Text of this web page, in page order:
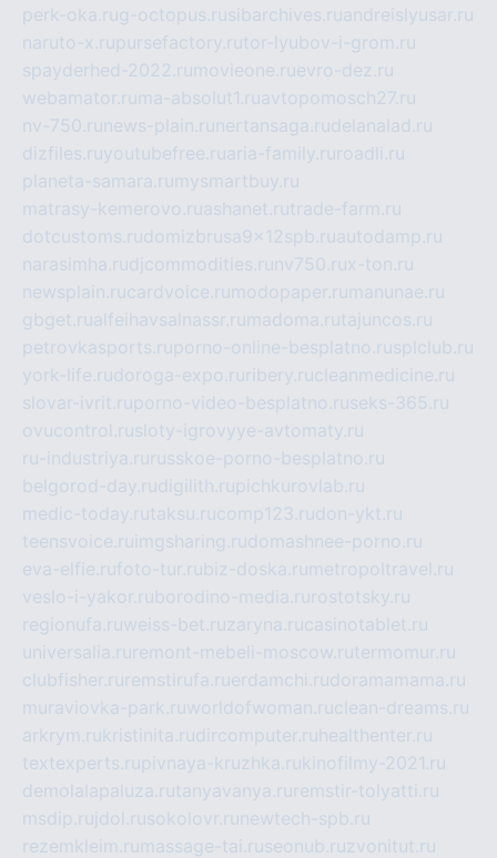
perk-oka.rug-octopus.rusibarchives.ruandreislyusar.ru
naruto-x.rupursefactory.rutor-lyubov-i-grom.ru
spayderhed-2022.ru movieone.ruevro-dez.ru
webamator.ru ma-absolut1.ruavtopomosch27.ru
nv-750.ru news-plain.ru nertansaga.rudelanalad.ru
dizfiles.ruyoutubefree.ruaria-family.ru roadli.ru
planeta-samara.ru mysmartbuy.ru
matrasy-kemerovo.ruashanet.rutrade-farm.ru
dotcustoms.rudomizbrusa9x12spb.ruautodamp.ru
narasimha.rudjcommodities.ru nv750.rux-ton.ru
newsplain.rucardvoice.ru modopaper.ru manunae.ru
gbget.rualfeihavsalnassr.ru madoma.rutajuncos.ru
petrovkasports.ruporno-online-besplatno.rusplclub.ru
york-life.rudoroga-expo.ru ribery.rucleanmedicine.ru
slovar-ivrit.ruporno-video-besplatno.ruseks-365.ru
ovucontrol.rusloty-igrovyye-avtomaty.ru
ru-industriya.ru russkoe-porno-besplatno.ru
belgorod-day.rudigilith.rupichkurovlab.ru
medic-today.rutaksu.rucomp123.rudon-ykt.ru
teensvoice.ru imgsharing.rudomashnee-porno.ru
eva-elfie.rufoto-tur.rubiz-doska.ru metropoltravel.ru
veslo-i-yakor.ruborodino-media.ru rostotsky.ru
regionufa.ruweiss-bet.ruzaryna.rucasinotablet.ru
universalia.ru remont-mebeli-moscow.rutermomur.ru
clubfisher.ru remstirufa.ruerdamchi.rudoramamama.ru
muraviovka-park.ruworldofwoman.ruclean-dreams.ru
arkrym.rukristinita.rudircomputer.ru healthenter.ru
textexperts.rupivnaya-kruzhka.rukinofilmy-2021.ru
demolalapaluza.rutanyavanya.ru remstir-tolyatti.ru
msdip.ru jdol.rusokolovr.ru newtech-spb.ru
rezemkleim.ru massage-tai.ruseonub.ruzvonitut.ru